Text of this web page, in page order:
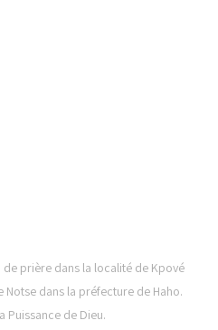
de prière dans la localité de Kpové
Notse dans la préfecture de Haho.
Puissance de Dieu.